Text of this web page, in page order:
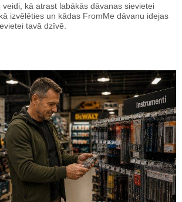
veidi, kā atrast labākās dāvanas sievietei
izvēlēties un kādas FromMe dāvanu idejas
tavā dzīvē.